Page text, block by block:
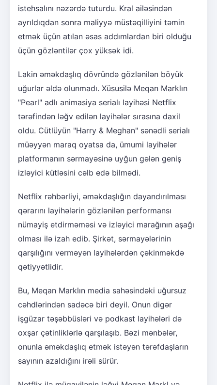
istehsalını nəzərdə tuturdu. Kral ailəsindən
ayrıldıqdan sonra maliyyə müstəqilliyini təmin
etmək üçün atılan əsas addımlardan biri olduğu
üçün gözləntilər çox yüksək idi.
Lakin əməkdaşlıq dövründə gözlənilən böyük
uğurlar əldə olunmadı. Xüsusilə Meqan Marklın
"Pearl" adlı animasiya serialı layihəsi Netflix
tərəfindən ləğv edilən layihələr sırasına daxil
oldu. Cütlüyün "Harry & Meghan" sənədli serialı
müəyyən maraq oyatsa da, ümumi layihələr
platformanın sərmayəsinə uyğun gələn geniş
izləyici kütləsini cəlb edə bilmədi.
Netflix rəhbərliyi, əməkdaşlığın dayandırılması
qərarını layihələrin gözlənilən performansı
nümayiş etdirməməsi və izləyici marağının aşağı
olması ilə izah edib. Şirkət, sərmayələrinin
qarşılığını verməyən layihələrdən çəkinməkdə
qətiyyətlidir.
Bu, Meqan Marklın media sahəsindəki uğursuz
cəhdlərindən sadəcə biri deyil. Onun digər
işgüzar təşəbbüsləri və podkast layihələri də
oxşar çətinliklərlə qarşılaşıb. Bəzi mənbələr,
onunla əməkdaşlıq etmək istəyən tərəfdaşların
sayının azaldığını irəli sürür.